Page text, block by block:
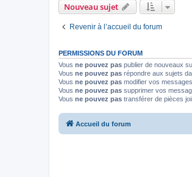
Nouveau sujet
Revenir à l’accueil du forum
PERMISSIONS DU FORUM
Vous ne pouvez pas publier de nouveaux
Vous ne pouvez pas répondre aux sujets
Vous ne pouvez pas modifier vos
Vous ne pouvez pas supprimer vos
Vous ne pouvez pas transférer de pièces
Accueil du forum